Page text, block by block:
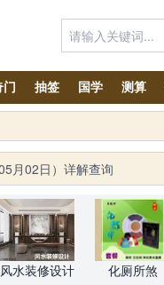
门 抽签 国学 测算
太岁锦囊预订！
月02日）详解查询
风水装修设计 化厕所煞